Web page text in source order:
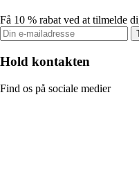
Få 10 % rabat ved at tilmelde
Hold kontakten
Find os på sociale medier